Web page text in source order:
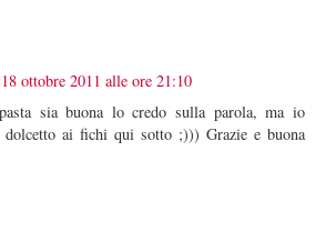
18 ottobre 2011 alle ore 21:10
sia buona lo credo sulla parola, ma io
dolcetto ai fichi qui sotto ;))) Grazie e buona